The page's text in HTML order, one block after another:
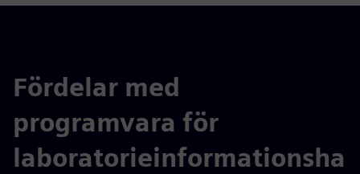
Fördelar med
programvara för
laboratorieinformationsha